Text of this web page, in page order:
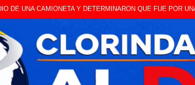
OCURRIDO ESTE JUEVES